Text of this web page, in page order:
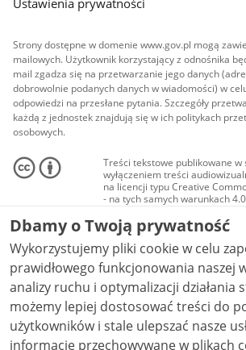
Strony dostępne w domenie www.gov.pl mogą
mailowych. Użytkownik korzystający z odnośnika
mail zgadza się na przetwarzanie jego danych
dobrowolnie podanych danych w wiadomości) w
odpowiedzi na przesłane pytania. Szczegóły
każdą z jednostek znajdują się w ich politykach
osobowych.
Treści tekstowe publikowane w
wyłączeniem treści
na licencji typu Creative
- na tych samych warunkach
Materiały audiowizualne, w
audio i wideo, są udostępniane
Creative Commons: uznanie
niekomercyjne - bez utworów
NC-ND 4.0), o ile nie jest to
Dbamy o Twoją prywatność
Wykorzystujemy pliki cookie w celu
prawidłowego funkcjonowania naszej
analizy ruchu i optymalizacji działania strony.
możemy lepiej dostosować treści do
użytkowników i stale ulepszać nasze usługi.
informacje przechowywane w plikach